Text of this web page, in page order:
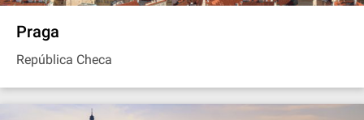
Praga
República Checa